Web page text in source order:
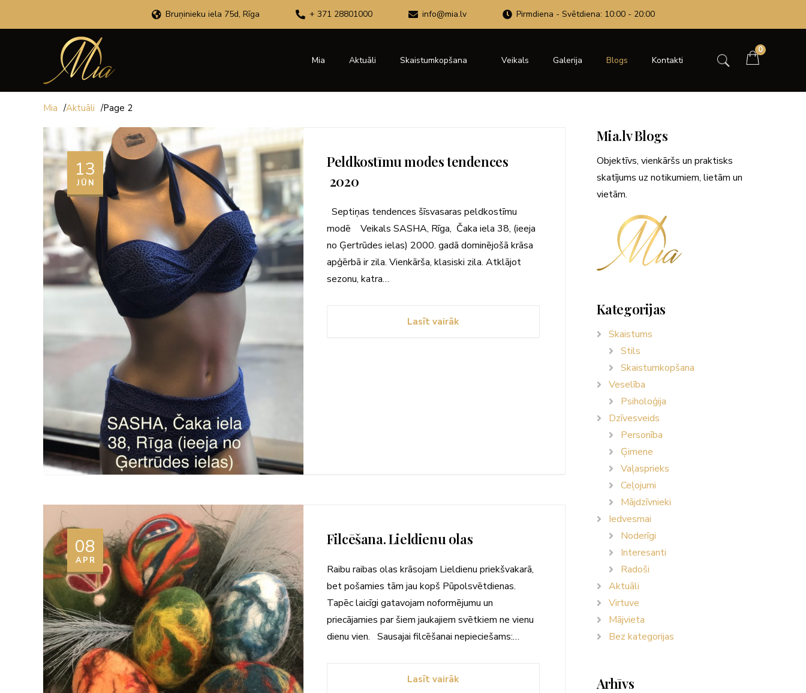
Bruņinieku iela 75d, Rīga + 371 28801000 info@mia.lv Pirmdiena - Svētdiena: 10:00 - 20:00
Mia Aktuāli Skaistumkopšana Veikals Galerija Blogs Kontakti
0
Mia /Aktuāli /Page 2
13
JŪN
Peldkostīmu modes tendences
2020
Septiņas tendences šīsvasaras peldkostīmu
modē Veikals SASHA, Rīga, Čaka iela 38, (ieeja
no Ģertrūdes ielas) 2000. gadā dominējošā krāsa
apģērbā ir zila. Vienkārša, klasiski zila. Atklājot
sezonu, katra…
Lasīt vairāk
08
APR
Filcēšana. Lieldienu olas
Raibu raibas olas krāsojam Lieldienu priekšvakarā,
bet pošamies tām jau kopš Pūpolsvētdienas.
Tapēc laicīgi gatavojam noformējumu un
priecājamies par šiem jaukajiem svētkiem ne vienu
dienu vien. Sausajai filcēšanai nepieciešams:…
Lasīt vairāk
Mia.lv Blogs
Objektīvs, vienkāršs un praktisks
skatījums uz notikumiem, lietām un
vietām.
Kategorijas
Skaistums
Stils
Skaistumkopšana
Veselība
Psiholoģija
Dzīvesveids
Personība
Ģimene
Vaļasprieks
Ceļojumi
Mājdzīvnieki
Iedvesmai
Noderīgi
Interesanti
Radoši
Aktuāli
Virtuve
Mājvieta
Bez kategorijas
Arhīvs